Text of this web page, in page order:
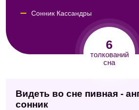
6
толкований
сна
Сонник Кассандры
Видеть во сне пивная -
сонник